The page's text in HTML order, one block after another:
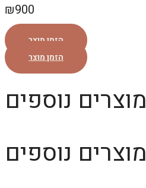
₪900
הזמן מוצר
הזמן מוצר
מוצרים נוספים
מוצרים נוספים